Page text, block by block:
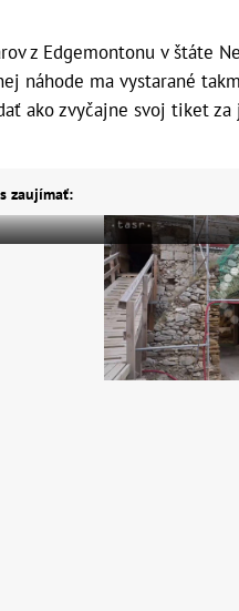
z Edgemontonu v štáte
náhode ma vystarané
ako zvyčajne svoj tiket
zaujímať: